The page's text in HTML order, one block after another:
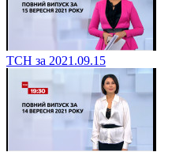
ТСН за 2021.09.15